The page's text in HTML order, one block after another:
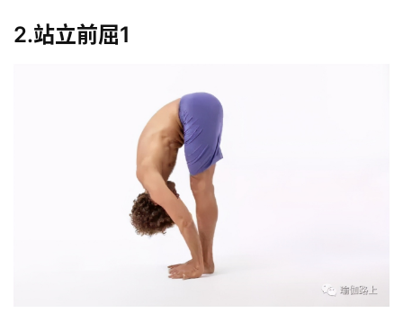
2.站立前屈1